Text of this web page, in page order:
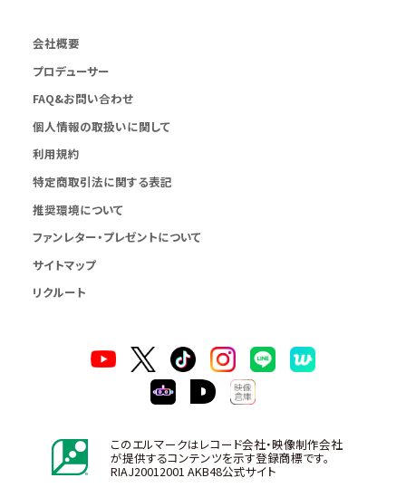
会社概要
プロデューサー
FAQ&お問い合わせ
個人情報の取扱いに関して
利用規約
特定商取引法に関する表記
推奨環境について
ファンレター・プレゼントについて
サイトマップ
リクルート
このエルマークはレコード会社・映像制作会社
が提供するコンテンツを示す登録商標です。
RIAJ20012001 AKB48公式サイト